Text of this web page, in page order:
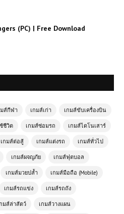
(PC) | Free Download
มส์กีฬา เกมส์เก่า เกมส์ขับเครื่องบิน
ชีวิต เกมส์ซ่อมรถ เกมส์ไดโนเสาร์
เกมส์ต่อสู้ เกมส์แต่งรถ เกมส์ทั่วไป
เกมส์ผจญภัย เกมส์ฟุตบอล
เกมส์มวยปล้ำ เกมส์มือถือ (Mobile)
เกมส์รถแข่ง เกมส์รถถัง
มส์ล่าสัตว์ เกมส์วางแผน
Monsters
ยในโลกโปเก
Racing เกม
ความเร็วเหนือ
Simulator –
นโลกเปิดกว้าง
เกม
กได้ทุกเวลา